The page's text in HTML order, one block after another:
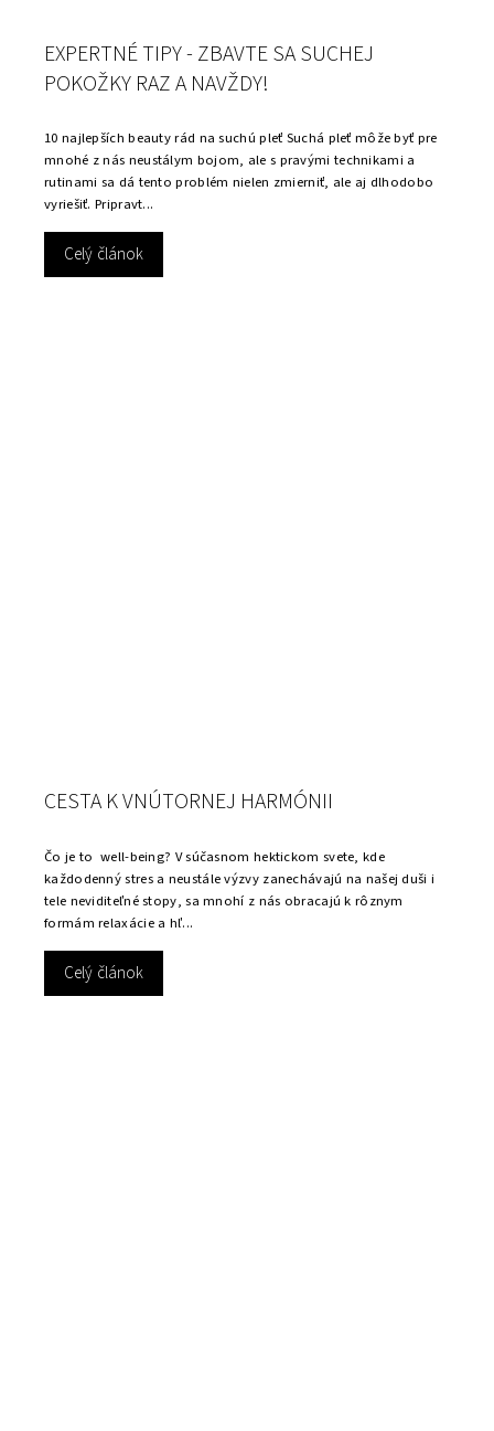
EXPERTNÉ TIPY - ZBAVTE SA SUCHEJ
POKOŽKY RAZ A NAVŽDY!
10 najlepších beauty rád na suchú pleť Suchá pleť môže byť pre
mnohé z nás neustálym bojom, ale s pravými technikami a
rutinami sa dá tento problém nielen zmierniť, ale aj dlhodobo
vyriešiť. Pripravt...
Celý článok
CESTA K VNÚTORNEJ HARMÓNII
Čo je to well-being? V súčasnom hektickom svete, kde
každodenný stres a neustále výzvy zanechávajú na našej duši i
tele neviditeľné stopy, sa mnohí z nás obracajú k rôznym
formám relaxácie a hľ...
Celý článok